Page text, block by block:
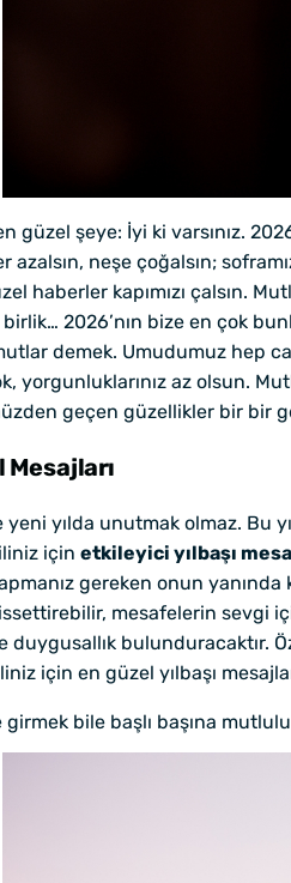
güzel şeye: İyi ki varsınız.
azalsın, neşe çoğalsın;
haberler kapımızı çalsın.
birlik… 2026’nın bize en çok
demek. Umudumuz hep
yorgunluklarınız az olsun.
geçen güzellikler bir bir
Mesajları
yılda unutmak olmaz. Bu
için etkileyici yılbaşı
gereken onun yanında
mesafelerin sevgi
duygusallık bulunduracaktır.
için en güzel yılbaşı
girmek bile başlı başına